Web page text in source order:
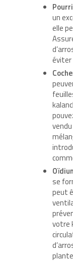
un
elle
éviter
se
peut
votre